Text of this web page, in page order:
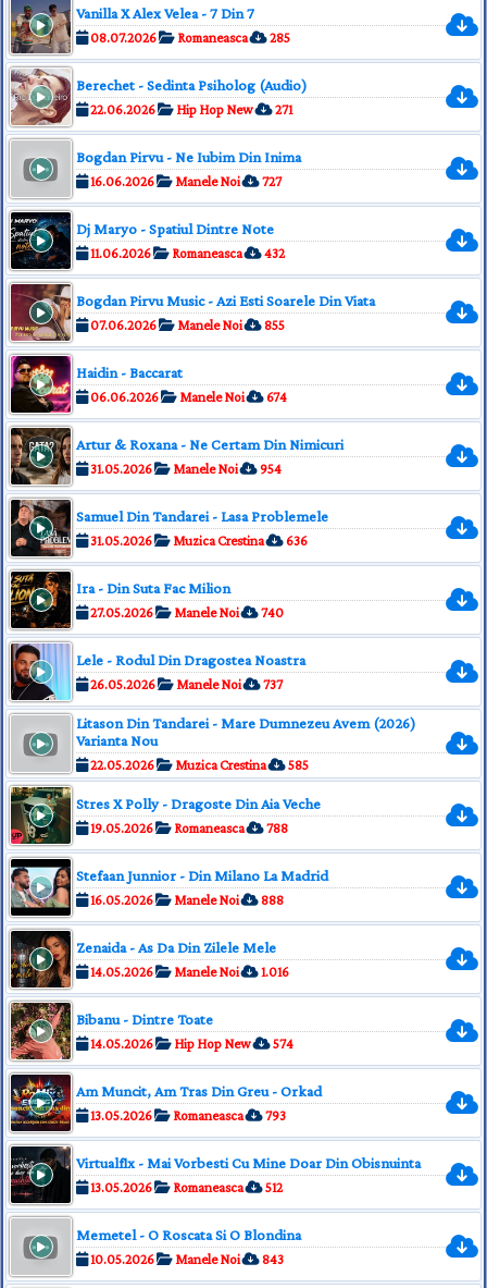
Vanilla X Alex Velea - 7 Din 7
08.07.2026 Romaneasca 285
Berechet - Sedinta Psiholog (Audio)
22.06.2026 Hip Hop New 271
Bogdan Pirvu - Ne Iubim Din Inima
16.06.2026 Manele Noi 727
Dj Maryo - Spatiul Dintre Note
11.06.2026 Romaneasca 432
Bogdan Pirvu Music - Azi Esti Soarele Din Viata
07.06.2026 Manele Noi 855
Haidin - Baccarat
06.06.2026 Manele Noi 674
Artur & Roxana - Ne Certam Din Nimicuri
31.05.2026 Manele Noi 954
Samuel Din Tandarei - Lasa Problemele
31.05.2026 Muzica Crestina 636
Ira - Din Suta Fac Milion
27.05.2026 Manele Noi 740
Lele - Rodul Din Dragostea Noastra
26.05.2026 Manele Noi 737
Litason Din Tandarei - Mare Dumnezeu Avem (2026)
Varianta Nou
22.05.2026 Muzica Crestina 585
Stres X Polly - Dragoste Din Aia Veche
19.05.2026 Romaneasca 788
Stefaan Junnior - Din Milano La Madrid
16.05.2026 Manele Noi 888
Zenaida - As Da Din Zilele Mele
14.05.2026 Manele Noi 1.016
Bibanu - Dintre Toate
14.05.2026 Hip Hop New 574
Am Muncit, Am Tras Din Greu - Orkad
13.05.2026 Romaneasca 793
Virtualflx - Mai Vorbesti Cu Mine Doar Din Obisnuinta
13.05.2026 Romaneasca 512
Memetel - O Roscata Si O Blondina
10.05.2026 Manele Noi 843